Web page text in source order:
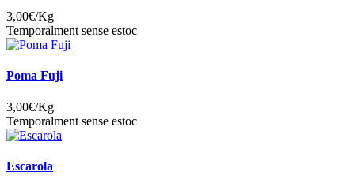
3,00€/Kg
Temporalment sense estoc
Poma Fuji
3,00€/Kg
Temporalment sense estoc
Escarola